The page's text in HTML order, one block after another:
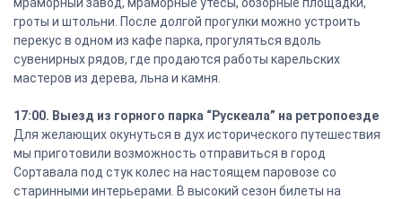
гроты и штольни. После долгой прогулки можно устроить
перекус в одном из кафе парка, прогуляться вдоль
сувенирных рядов, где продаются работы карельских
мастеров из дерева, льна и камня.
17:00. Выезд из горного парка “Рускеала” на ретропоезде
Для желающих окунуться в дух исторического путешествия
мы приготовили возможность отправиться в город
Сортавала под стук колес на настоящем паровозе со
старинными интерьерами. В высокий сезон билеты на